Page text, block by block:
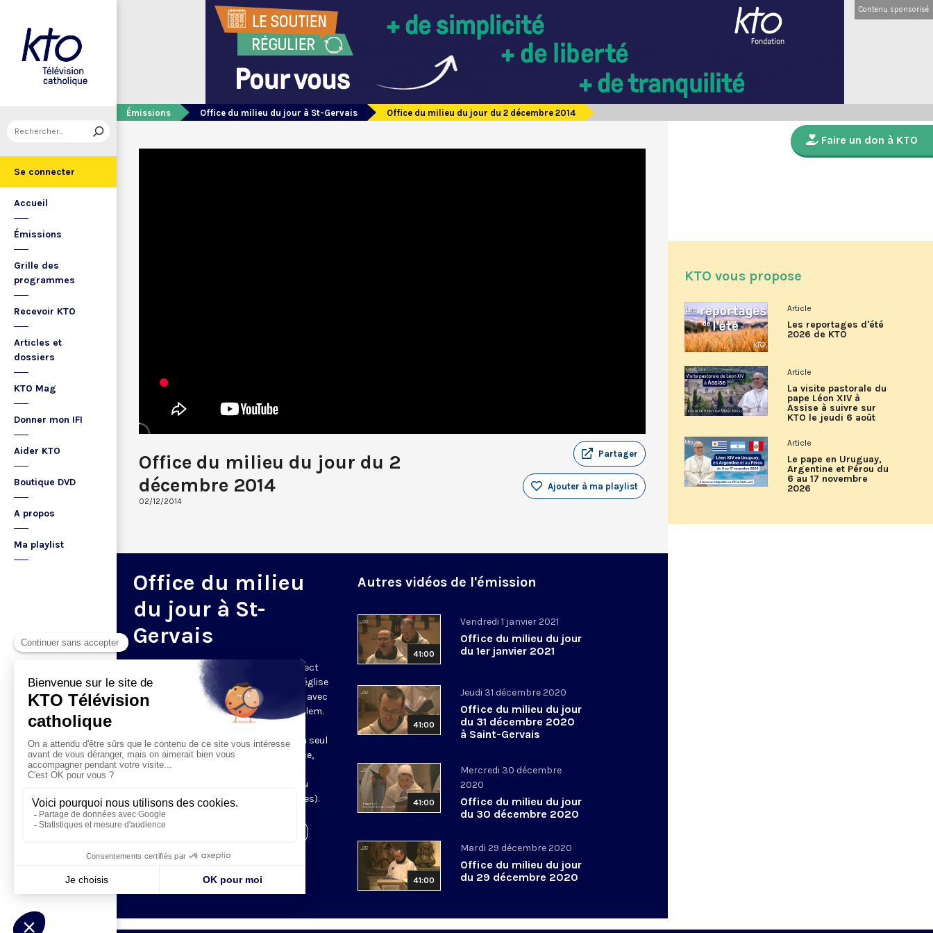
Se connecter
Accueil
Émissions
Grille des
programmes
Recevoir KTO
Articles et
dossiers
KTO Mag
Donner mon IFI
Aider KTO
Boutique DVD
A propos
Ma playlist
Contenu sponsorisé
Émissions Office du milieu du jour à St-Gervais Office du milieu du jour du 2 décembre 2014
Office du milieu du jour du 2
décembre 2014
02/12/2014
Partager
Ajouter à ma playlist
Office du milieu
du jour à St-
Gervais
Du mardi au samedi, KTO diffuse en direct
l’office du milieu du jour, en direct de l’église
Saint-Gervais-Saint-Protais (Paris 4e), avec
les Fraternités Monastiques de Jérusalem.
L’Office du Milieu du Jour regroupe, en
particulier, «au milieu du jour» et en un seul
office, les heures monastiques de Tierce,
Sexte et None. Il permet à l’Église de
retrouver son Seigneur entre l’office du
matin (Laudes) et l’office du soir (Vêpres).
Autres vidéos de l'émission
41:00
Vendredi 1 janvier 2021
Office du milieu du jour
du 1er janvier 2021
41:00
Jeudi 31 décembre 2020
Office du milieu du jour
du 31 décembre 2020
à Saint-Gervais
41:00
Mercredi 30 décembre
2020
Office du milieu du jour
du 30 décembre 2020
41:00
Mardi 29 décembre 2020
Office du milieu du jour
du 29 décembre 2020
Faire un don à KTO
KTO vous propose
Article
Les reportages d'été
2026 de KTO
Article
La visite pastorale du
pape Léon XIV à
Assise à suivre sur
KTO le jeudi 6 août
Article
Le pape en Uruguay,
Argentine et Pérou du
6 au 17 novembre
2026